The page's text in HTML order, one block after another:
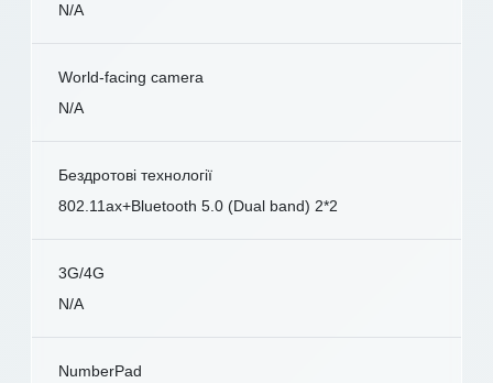
N/A
World-facing camera
N/A
Бездротові технології
802.11ax+Bluetooth 5.0 (Dual band) 2*2
3G/4G
N/A
NumberPad